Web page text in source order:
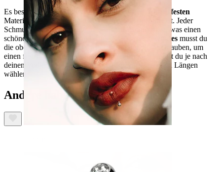
Es besteht aus Titan, einemhypoallergenen
wasserfesten
Material, das für dentäglichen Gebrauch
geeignet ist. Jeder
Schmuckstein ist in einer
eingefasst, was einen
schönen Effekt erzeugt, und dank des
Aussengewindes musst du
die obere Kugel lediglich vorsichtig auf den Stab schrauben, um
einen festen Halt zu gewährleisten. Schliesslich kannst du je nach
deinen Vorlieben und Bedürfnissen aus verschiedenen Längen
wählen.
Andere haben ebenfalls gekauft